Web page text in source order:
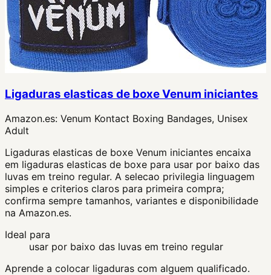
Ligaduras elasticas de boxe Venum iniciantes
Amazon.es: Venum Kontact Boxing Bandages, Unisex
Adult
Ligaduras elasticas de boxe Venum iniciantes encaixa
em ligaduras elasticas de boxe para usar por baixo das
luvas em treino regular. A selecao privilegia linguagem
simples e criterios claros para primeira compra;
confirma sempre tamanhos, variantes e disponibilidade
na Amazon.es.
Ideal para
usar por baixo das luvas em treino regular
Aprende a colocar ligaduras com alguem qualificado.